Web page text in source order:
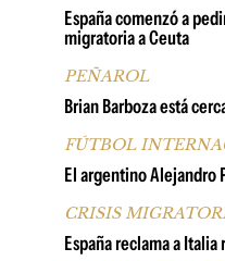
España comenzó a
migratoria a Ceuta
PEÑAROL
Brian Barboza está
FÚTBOL
El argentino Alejandro
CRISIS
España reclama a